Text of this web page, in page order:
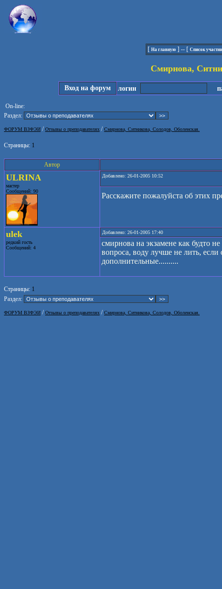
[ На главную ] -- [ Список
Смирнова,
Вход на форум логин
On-line:
Раздел:
ФОРУМ ВЗФЭИ /Отзывы о преподавателях /Смирнова, Ситникова, Солодов, Оболенская.
Страницы: 1
Автор
ULRINA
мастер
Сообщений: 90
Добавлено: 26-01-2005 10:52
Расскажите пожалуйста об этих
ulek
редкий гость
Сообщений: 4
Добавлено: 26-01-2005 17:40
смирнова на экзамене как будто
вопроса, воду лучше не лить,
дополнительные..........
Страницы: 1
Раздел:
ФОРУМ ВЗФЭИ /Отзывы о преподавателях /Смирнова, Ситникова, Солодов, Оболенская.